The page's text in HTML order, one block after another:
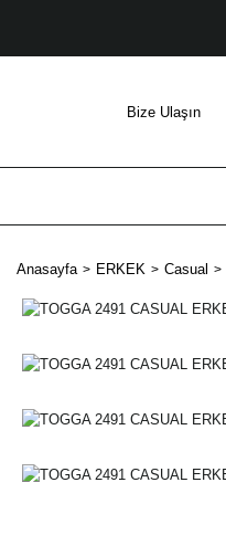
Bize Ulaşın
Anasayfa ERKEK Casual